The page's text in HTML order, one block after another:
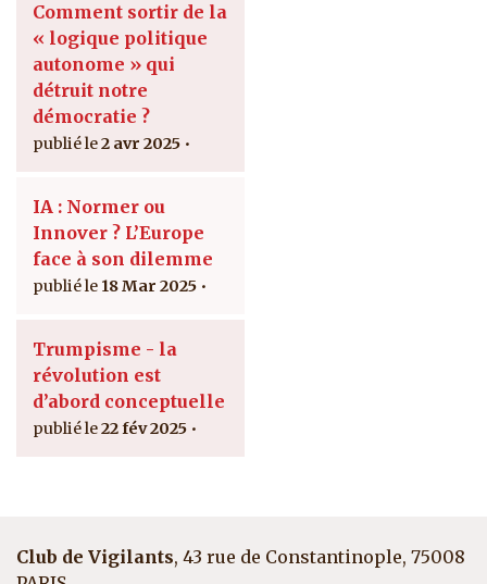
Comment sortir de la
« logique politique
autonome » qui
détruit notre
démocratie ?
2 avr 2025
IA : Normer ou
Innover ? L’Europe
face à son dilemme
18 Mar 2025
Trumpisme - la
révolution est
d’abord conceptuelle
22 fév 2025
Club de Vigilants, 43 rue de Constantinople, 75008